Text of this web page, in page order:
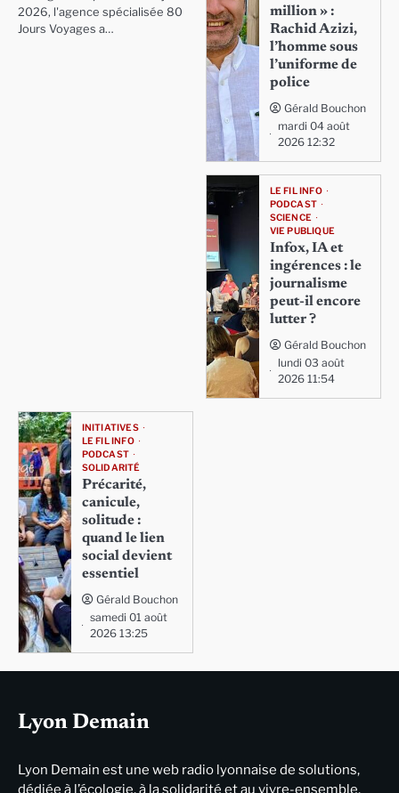
2026, l'agence spécialisée 80
Jours Voyages a…
million » :
Rachid Azizi,
l’homme sous
l’uniforme de
police
Gérald Bouchon
mardi 04 août
2026 12:32
LE FIL INFO
PODCAST
SCIENCE
VIE PUBLIQUE
Infox, IA et
ingérences : le
journalisme
peut-il encore
lutter ?
Gérald Bouchon
lundi 03 août
2026 11:54
INITIATIVES
LE FIL INFO
PODCAST
SOLIDARITÉ
Précarité,
canicule,
solitude :
quand le lien
social devient
essentiel
Gérald Bouchon
samedi 01 août
2026 13:25
Lyon Demain
Lyon Demain est une web radio lyonnaise de solutions,
dédiée à l’écologie, à la solidarité et au vivre-ensemble,